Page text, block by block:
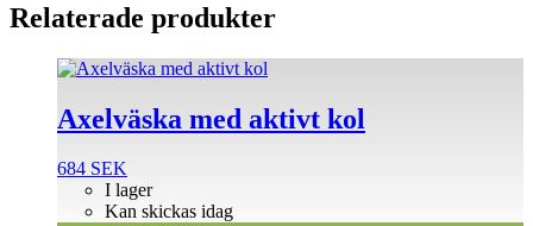
Relaterade produkter
Axelväska med aktivt kol
684 SEK
I lager
Kan skickas idag